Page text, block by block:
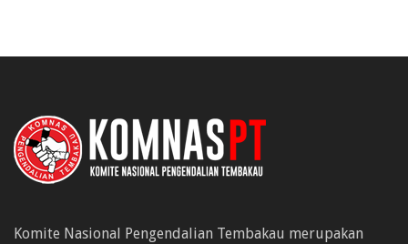
Komite Nasional Pengendalian Tembakau merupakan